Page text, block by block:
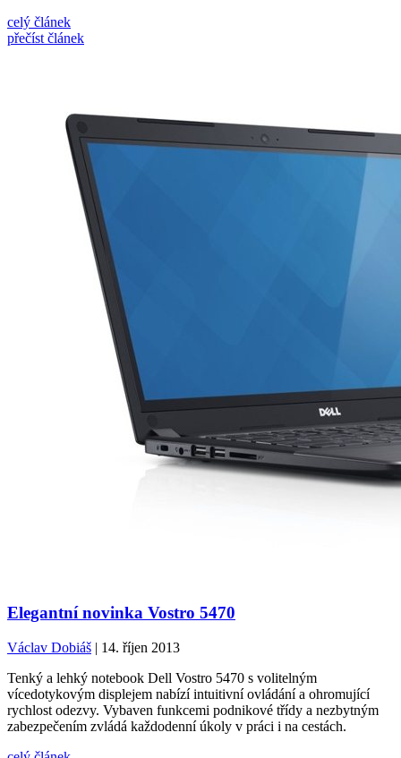
celý článek
přečíst článek
Elegantní novinka Vostro 5470
Václav Dobiáš | 14. říjen 2013
Tenký a lehký notebook Dell Vostro 5470 s volitelným
vícedotykovým displejem nabízí intuitivní ovládání a ohromující
rychlost odezvy. Vybaven funkcemi podnikové třídy a nezbytným
zabezpečením zvládá každodenní úkoly v práci i na cestách.